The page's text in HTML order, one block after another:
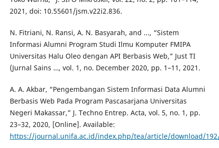
2021, doi: 10.55601/jsm.v22i2.836.
N. Fitriani, N. Ransi, A. N. Basyarah, and ..., “Sistem
Informasi Alumni Program Studi Ilmu Komputer FMIPA
Universitas Halu Oleo dengan API Berbasis Web,” Just TI
(Jurnal Sains …, vol. 1, no. December 2020, pp. 1–11, 2021.
A. A. Akbar, “Pengembangan Sistem Informasi Data Alumni
Berbasis Web Pada Program Pascasarjana Universitas
Negeri Makassar,” J. Techno Entrep. Acta, vol. 5, no. 1, pp.
23–32, 2020, [Online]. Available:
https://journal.unifa.ac.id/index.php/tea/article/download/